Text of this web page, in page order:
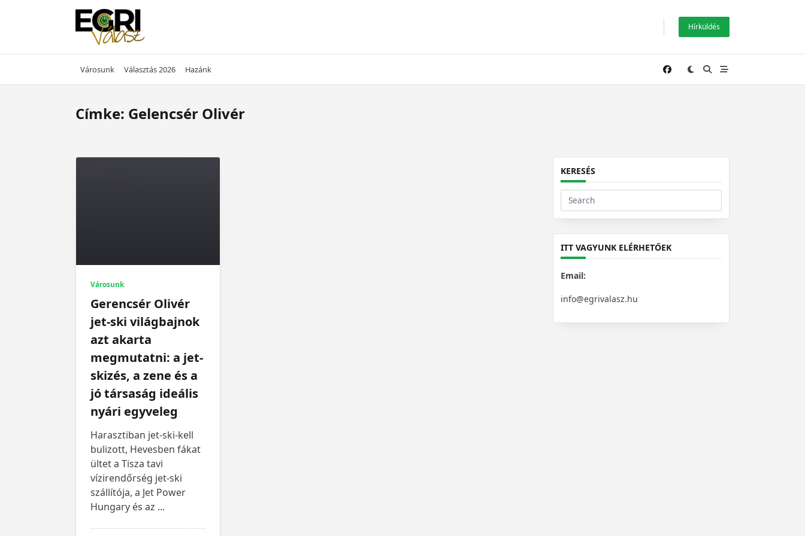
Hírküldés
Városunk Választás 2026 Hazánk
Címke: Gelencsér Olivér
Városunk
Gerencsér Olivér
jet-ski világbajnok
azt akarta
megmutatni: a jet-
skizés, a zene és a
jó társaság ideális
nyári egyveleg
Harasztiban jet-ski-kell
bulizott, Hevesben fákat
ültet a Tisza tavi
vízirendőrség jet-ski
szállítója, a Jet Power
Hungary és az ...
KERESÉS
Search
for:
ITT VAGYUNK ELÉRHETŐEK
Email:
info@egrivalasz.hu